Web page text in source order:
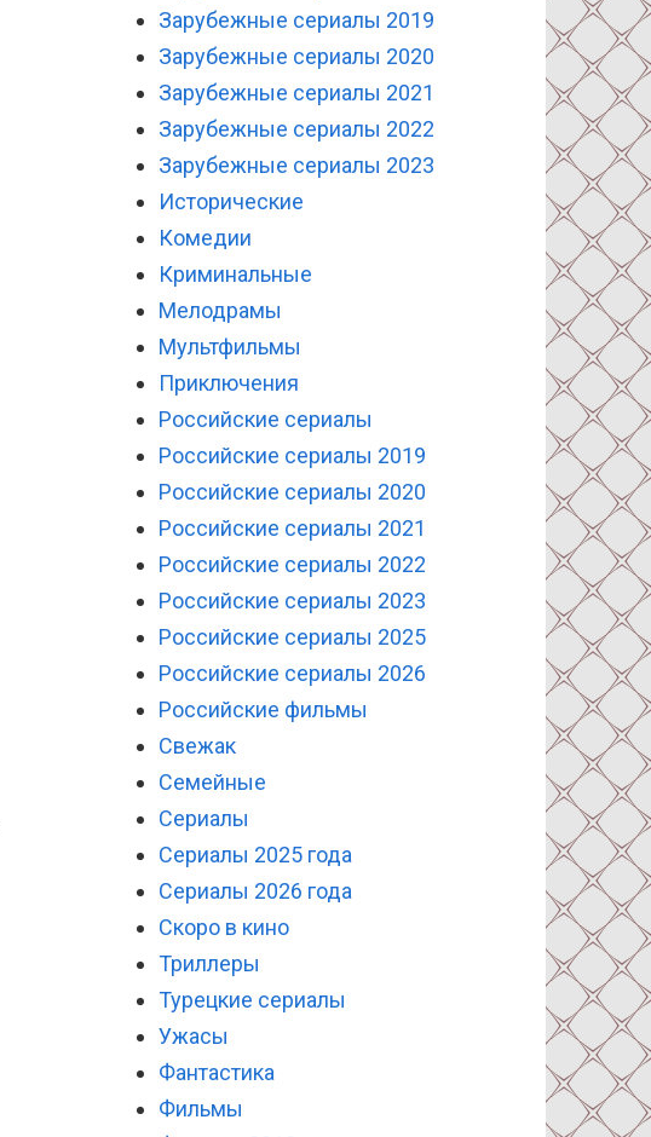
Зарубежные сериалы 2019
Зарубежные сериалы 2020
Зарубежные сериалы 2021
Зарубежные сериалы 2022
Зарубежные сериалы 2023
Исторические
Комедии
Криминальные
Мелодрамы
Мультфильмы
Приключения
Российские сериалы
Российские сериалы 2019
Российские сериалы 2020
Российские сериалы 2021
Российские сериалы 2022
Российские сериалы 2023
Российские сериалы 2025
Российские сериалы 2026
Российские фильмы
Свежак
Семейные
Сериалы
Сериалы 2025 года
Сериалы 2026 года
Скоро в кино
Триллеры
Турецкие сериалы
Ужасы
Фантастика
Фильмы